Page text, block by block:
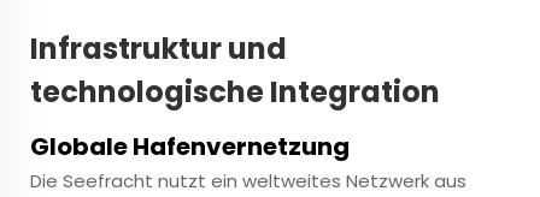
Infrastruktur und
technologische Integration
Globale Hafenvernetzung
Die Seefracht nutzt ein weltweites Netzwerk aus